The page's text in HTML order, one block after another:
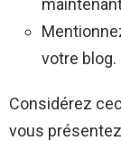
votre blog.
Considérez
vous